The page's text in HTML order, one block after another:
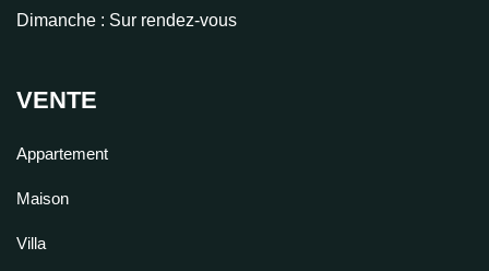
Dimanche : Sur rendez-vous
VENTE
Appartement
Maison
Villa